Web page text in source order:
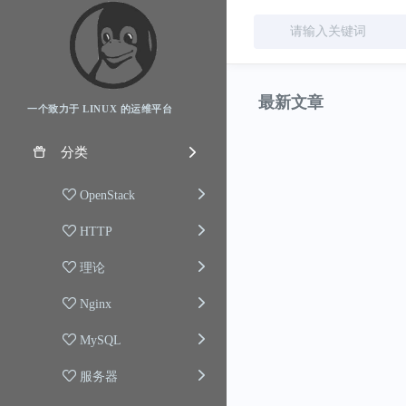
一个致力于 LINUX 的运维平台
分类
OpenStack
HTTP
理论
Nginx
MySQL
服务器
最新文章